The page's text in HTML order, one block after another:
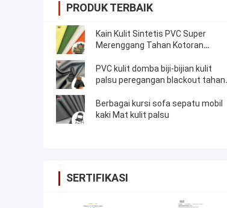
PRODUK TERBAIK
Kain Kulit Sintetis PVC Super
Merenggang Tahan Kotoran
PVC kulit domba biji-bijian kulit
palsu peregangan blackout tahan
Berbagai kursi sofa sepatu mobil
kaki Mat kulit palsu
SERTIFIKASI